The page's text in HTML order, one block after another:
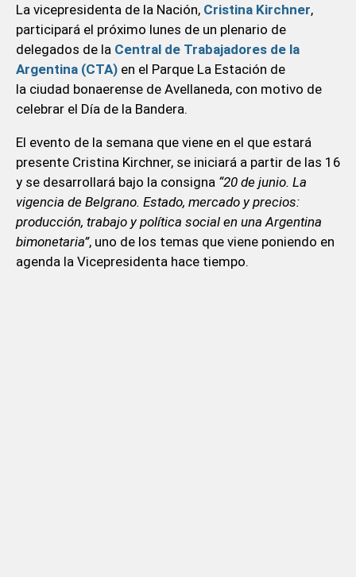
La vicepresidenta de la Nación, Cristina Kirchner,
participará el próximo lunes de un plenario de
delegados de la Central de Trabajadores de la
Argentina (CTA) en el Parque La Estación de
la ciudad bonaerense de Avellaneda, con motivo de
celebrar el Día de la Bandera.
El evento de la semana que viene en el que estará
presente Cristina Kirchner, se iniciará a partir de las 16
y se desarrollará bajo la consigna “20 de junio. La
vigencia de Belgrano. Estado, mercado y precios:
producción, trabajo y política social en una Argentina
bimonetaria”, uno de los temas que viene poniendo en
agenda la Vicepresidenta hace tiempo.